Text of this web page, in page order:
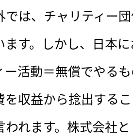
では、チャリティー
ます。しかし、日本
ー活動＝無償でやる
を収益から捻出する
われます。株式会社